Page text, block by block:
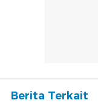
Berita Terkait